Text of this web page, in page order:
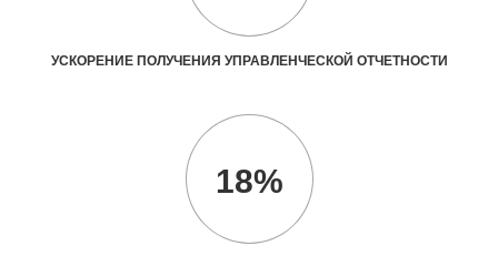
УСКОРЕНИЕ ПОЛУЧЕНИЯ УПРАВЛЕНЧЕСКОЙ ОТЧЕТНОСТИ
18%